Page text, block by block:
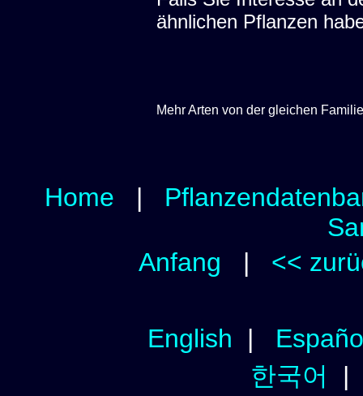
ähnlichen Pflanzen
Mehr Arten von der gleichen
Home |
Anfang | <<
English |
한국어